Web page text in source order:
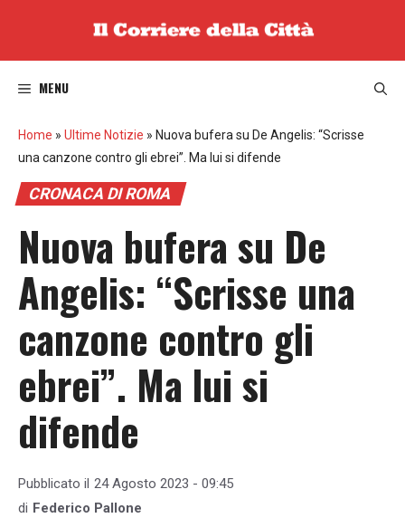
MENU
Home » Ultime Notizie » Nuova bufera su De Angelis: “Scrisse
una canzone contro gli ebrei”. Ma lui si difende
CRONACA DI ROMA
Nuova bufera su De
Angelis: “Scrisse una
canzone contro gli
ebrei”. Ma lui si
difende
Pubblicato il 24 Agosto 2023 - 09:45
di Federico Pallone